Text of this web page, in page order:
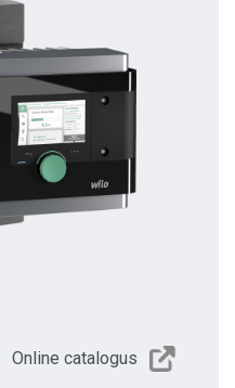
Online catalogus